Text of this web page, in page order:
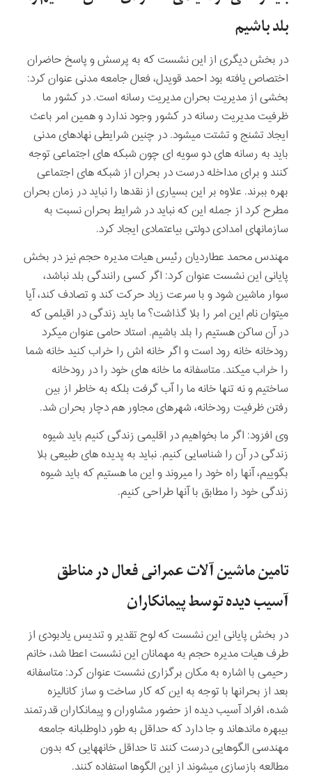
بلد باشیم
در بخش دیگری از این نشست که به پرسش و پاسخ حاضران
اختصاص یافته بود احمد قویدل، فعال جامعه مدنی عنوان کرد:
بخشی از مدیریت بحران مدیریت رسانه است. در کشور ما
ظرفیت مدیریت رسانه در کشور وجود ندارد و همین امر باعث
ایجاد تشنج و تشتت می­شود. در چنین شرایطی نهادهای مدنی
باید به رسانه­ های دو سویه­ ای چون شبکه ­های اجتماعی توجه
کنند و برای مداخله درست در بحران از شبکه­ های اجتماعی
بهره ببرند. علاوه بر این بسیاری از نقدها را نباید در زمان بحران
مطرح کرد از جمله این که نباید در شرایط بحران نسبت به
سازمانهای امدادی دولتی بی­اعتمادی ایجاد کرد.
مهندس محمد عطاردیان رئیس هیات مدیره حجم نیز در بخش
پایانی این نشست عنوان کرد: اگر کسی رانندگی بلد نباشد،
سوار ماشین شود و با سرعت زیاد حرکت کند و تصادف کند، آیا
می­توان نام این امر را بلا گذاشت؟ ما باید زندگی در اقیلمی که
در آن ساکن هستیم را بلد باشیم. استاد حامی عنوان می­کرد
رودخانه خانه رود است و اگر خانه اش را خراب کنید خانه شما
را خراب می­کند. متاسفانه ما خانه­ های خود را در رودخانه
ساختیم و نه تنها خانه ما را آب گرفت بلکه به خاطر از بین
رفتن ظرفیت رودخانه، شهرهای مجاور هم دچار بحران شد.
وی افزود: اگر ما بخواهیم در اقلیمی زندگی کنیم باید شیوه
زندگی در آن را شناسایی کنیم. نباید به پدیده­ های طبیعی بلا
بگوییم، آنها راه خود را می­روند و این ما هستیم که باید شیوه
زندگی خود را مطابق با آنها طراحی کنیم.
تامین ماشین ­آلات عمرانی فعال در مناطق
آسیب دیده توسط پیمانکاران
در بخش پایانی این نشست که لوح تقدیر و تندیس یادبودی از
طرف هیات مدیره حجم به مهمانان این نشست اعطا شد، خانم
رحیمی با اشاره به مکان برگزاری نشست عنوان کرد: متاسفانه
بعد از بحرانها با توجه به این که کار ساخت و ساز کانالیزه
شده، افراد آسیب دیده از حضور مشاوران و پیمانکاران قدرتمند
بی­بهره مانده­اند و جا دارد که حداقل به طور داوطلبانه جامعه
مهندسی الگوهایی درست کنند تا حداقل خانه­هایی که بدون
مطالعه بازسازی می­شوند از این الگوها استفاده کنند.